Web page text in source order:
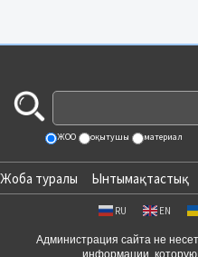
ЖОО оқытушы материал
Жоба туралы Ынтымақтастық
RU EN
Администрация сайта не